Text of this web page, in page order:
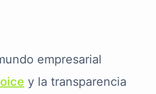
empresarial
y la transparencia